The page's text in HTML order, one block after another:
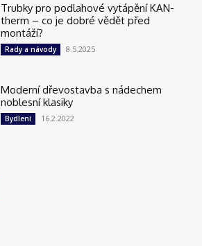
Trubky pro podlahové vytápění KAN-
therm – co je dobré vědět před
montáží?
Rady a návody 8.5.2025
Moderní dřevostavba s nádechem
noblesní klasiky
Bydlení 16.2.2022